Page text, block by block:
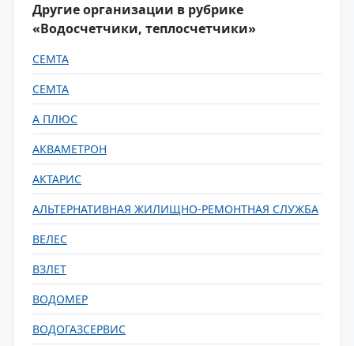
Другие организации в рубрике
«Водосчетчики, теплосчетчики»
СЕМТА
СЕМТА
А ПЛЮС
АКВАМЕТРОН
АКТАРИС
АЛЬТЕРНАТИВНАЯ ЖИЛИЩНО-РЕМОНТНАЯ СЛУЖБА
ВЕЛЕС
ВЗЛЕТ
ВОДОМЕР
ВОДОГАЗСЕРВИС